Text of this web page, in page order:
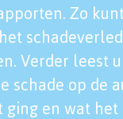
Zo
Verder leest
schade op de
ging en wat het